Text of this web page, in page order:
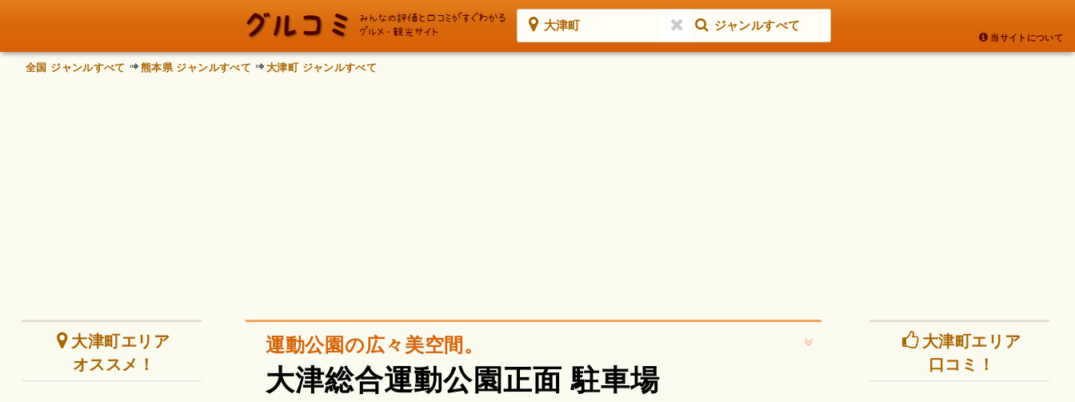
大津町 ジャンルすべて
当サイトについて
全国 ジャンルすべて 熊本県 ジャンルすべて 大津町 ジャンルすべて
運動公園の広々美空間。
大津総合運動公園正面 駐車場
大津町エリア
オススメ！
大津町エリア
口コミ！